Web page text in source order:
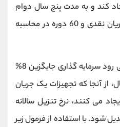
کند و به مدت پنج سال دوام
بیاورد، به این معنی که 60 جریان نقدی و 60 دوره در محاسبه
انتظار می رود سرمایه گذاری جایگزین 8%
از آنجا که تجهیزات یک جریان
می کنند، نرخ تنزیل سالانه
شود. با استفاده از فرمول زیر